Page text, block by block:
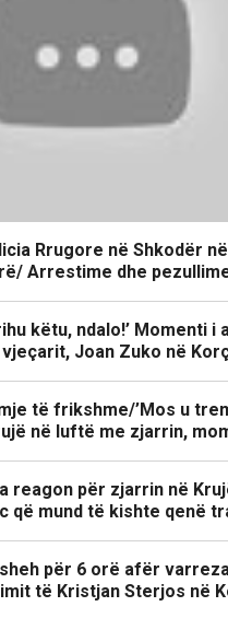
Rrugore në Shkodër
Arrestime dhe
këtu, ndalo!’ Momenti
Joan Zuko në
të frikshme/’Mos u
në luftë me zjarrin,
reagon për zjarrin në
që mund të kishte qenë
për 6 orë afër
të Kristjan Sterjos në